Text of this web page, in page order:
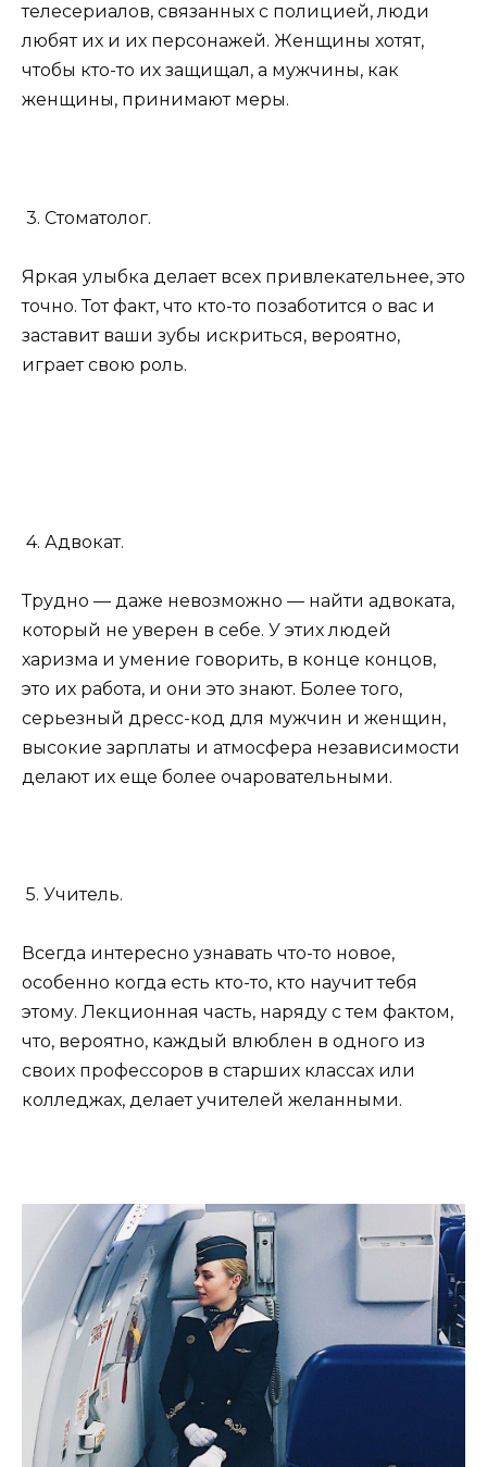
телесериалов, связанных с полицией, люди
любят их и их персонажей. Женщины хотят,
чтобы кто-то их защищал, а мужчины, как
женщины, принимают меры.
3. Стоматолог.
Яркая улыбка делает всех привлекательнее, это
точно. Тот факт, что кто-то позаботится о вас и
заставит ваши зубы искриться, вероятно,
играет свою роль.
4. Адвокат.
Трудно — даже невозможно — найти адвоката,
который не уверен в себе. У этих людей
харизма и умение говорить, в конце концов,
это их работа, и они это знают. Более того,
серьезный дресс-код для мужчин и женщин,
высокие зарплаты и атмосфера независимости
делают их еще более очаровательными.
5. Учитель.
Всегда интересно узнавать что-то новое,
особенно когда есть кто-то, кто научит тебя
этому. Лекционная часть, наряду с тем фактом,
что, вероятно, каждый влюблен в одного из
своих профессоров в старших классах или
колледжах, делает учителей желанными.